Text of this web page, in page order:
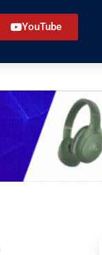
YouTube